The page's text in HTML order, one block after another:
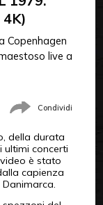
Copenhagen
live a
Condividi
della durata
ultimi concerti
è stato
capienza
Danimarca.